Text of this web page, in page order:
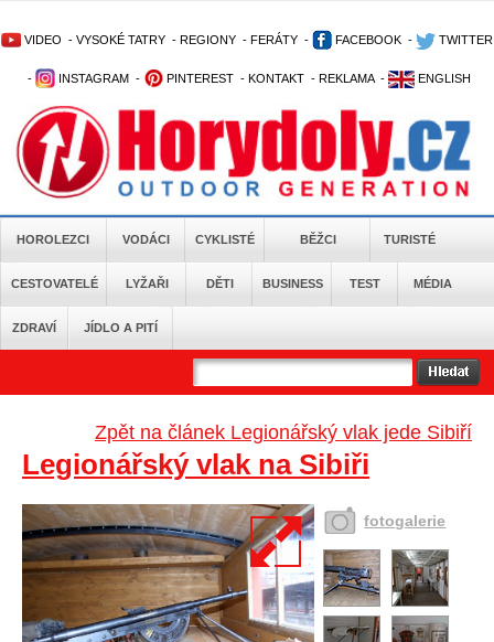
VIDEO - VYSOKÉ TATRY - REGIONY - FERÁTY - FACEBOOK - TWITTER
- INSTAGRAM - PINTEREST - KONTAKT - REKLAMA - ENGLISH
HOROLEZCI VODÁCI CYKLISTÉ BĚŽCI TURISTÉ
CESTOVATELÉ LYŽAŘI DĚTI BUSINESS TEST MÉDIA
ZDRAVÍ JÍDLO A PITÍ
Zpět na článek Legionářský vlak jede Sibiří
Legionářský vlak na Sibiři
fotogalerie